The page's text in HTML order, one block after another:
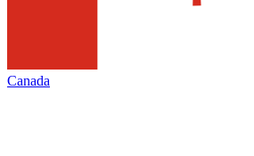
Canada